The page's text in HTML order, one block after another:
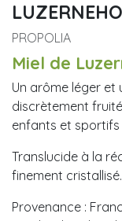
PROPOLIA
Miel de
Un arôme léger et
discrètement
enfants et sportifs
Translucide à la
finement cristallisé.
Provenance :